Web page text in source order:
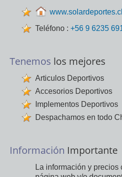
www.solardeportes.cl
Teléfono : +56 9 6235
Tenemos los mejores
Articulos Deportivos
Accesorios Deportivos
Implementos Deportivos
Despachamos en todo
Información Importante
La información y precios